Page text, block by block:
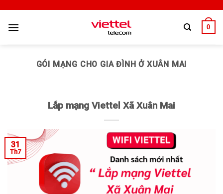
0
GÓI MẠNG CHO GIA ĐÌNH Ở XUÂN MAI
Lắp mạng Viettel Xã Xuân Mai
31
Th7